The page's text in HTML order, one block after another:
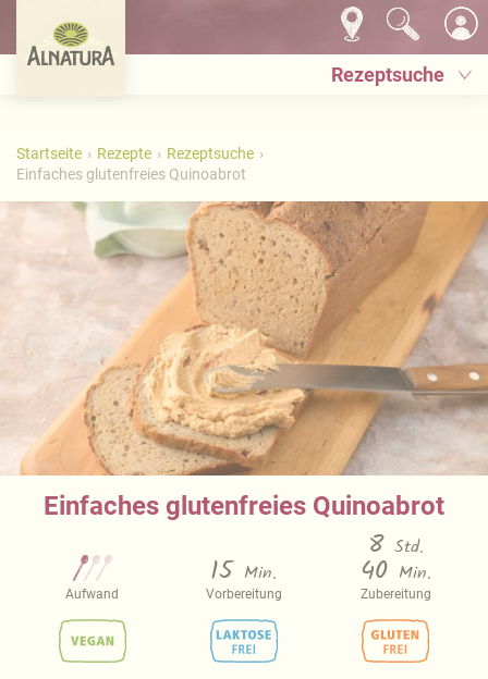
Rezeptsuche
Startseite Rezepte
Rezeptsuche
Einfaches glutenfreies Quinoabrot
Einfaches glutenfreies Quinoabrot
Aufwand
15 Min.
Vorbereitung
8 Std.
40 Min.
Zubereitung